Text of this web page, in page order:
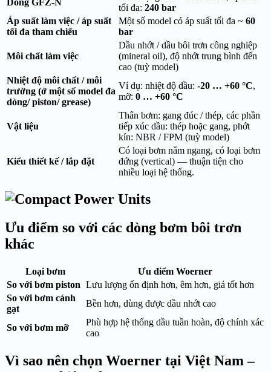
tối đa: 240 bar
Áp suất làm việc / áp suất
tối đa tham chiếu
Một số model có áp suất tối đa ~ 60
bar
Môi chất làm việc
Dầu nhớt / dầu bôi trơn công nghiệp
(mineral oil), độ nhớt trung bình đến
cao (tuỳ model)
Nhiệt độ môi chất / môi
trường (ở một số model đa
dòng/ piston/ grease)
Ví dụ: nhiệt độ dầu: -20 … +60 °C,
mỡ: 0 … +60 °C
Vật liệu
Thân bơm: gang đúc / thép, các phần
tiếp xúc dầu: thép hoặc gang, phớt
kín: NBR / FPM (tuỳ model)
Kiểu thiết kế / lắp đặt
Có loại bơm nằm ngang, có loại bơm
đứng (vertical) — thuận tiện cho
nhiều loại hệ thống.
Ưu điểm so với các dòng bơm bôi trơn
khác
Loại bơm
Ưu điểm Woerner
So với bơm piston Lưu lượng ổn định hơn, êm hơn, giá tốt hơn
So với bơm cánh
gạt
Bền hơn, dùng được dầu nhớt cao
So với bơm mỡ
Phù hợp hệ thống dầu tuần hoàn, độ chính xác
cao
Vì sao nên chọn Woerner tại Việt Nam –